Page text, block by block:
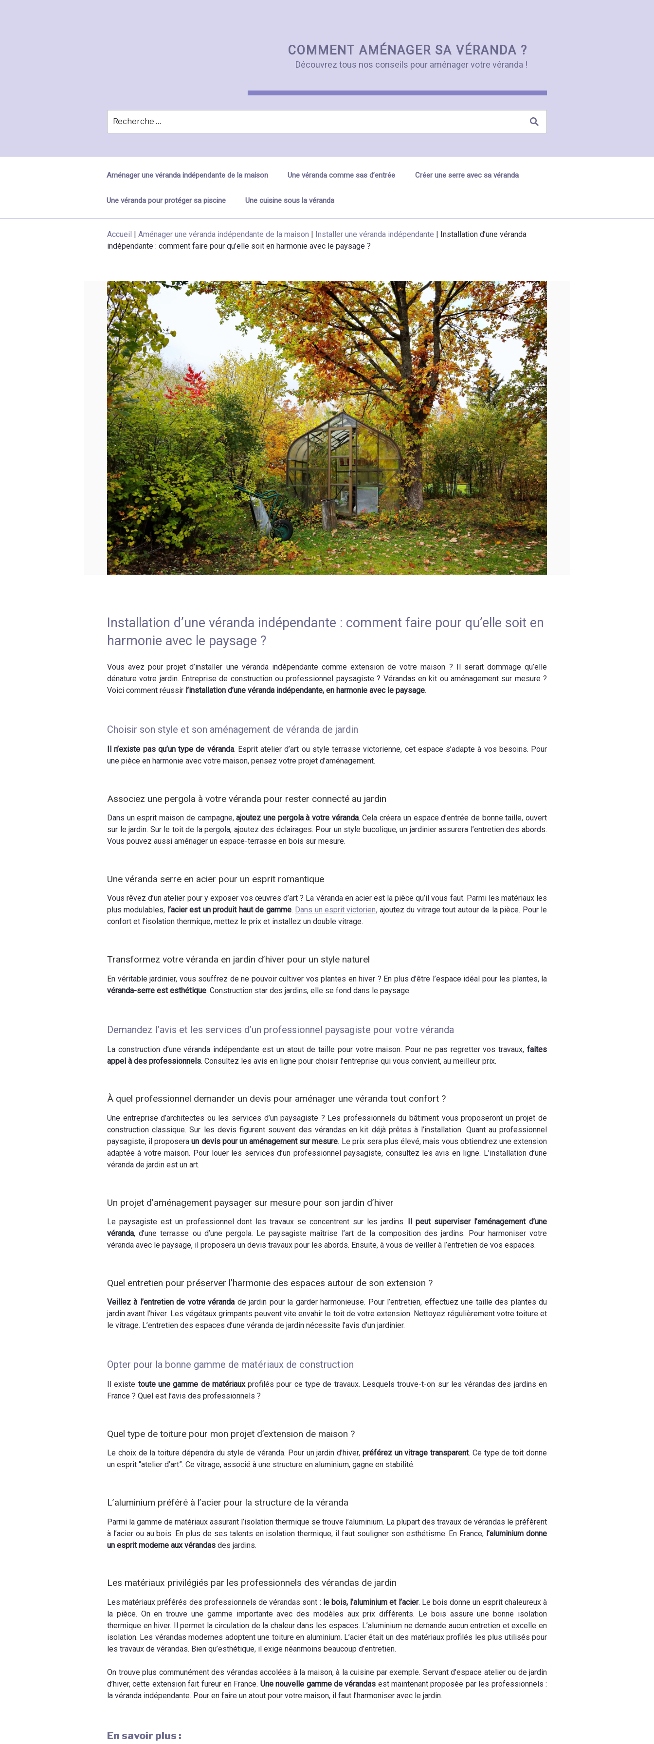
COMMENT AMÉNAGER SA VÉRANDA ?
Découvrez tous nos conseils pour aménager votre véranda !
Aménager une véranda indépendante de la maison Une véranda comme sas d’entrée Créer une serre avec sa véranda
Une véranda pour protéger sa piscine Une cuisine sous la véranda
Accueil Aménager une véranda indépendante de la maison Installer une véranda indépendante
Installation d’une véranda
indépendante : comment faire pour qu’elle soit en harmonie avec le paysage ?
Installation d’une véranda indépendante : comment faire pour qu’elle soit en
harmonie avec le paysage ?
Vous avez pour projet d’installer une véranda indépendante comme extension de votre maison ? Il serait dommage qu’elle
dénature votre jardin. Entreprise de construction ou professionnel paysagiste ? Vérandas en kit ou aménagement sur mesure ?
Voici comment réussir l’installation d’une véranda indépendante, en harmonie avec le paysage.
Choisir son style et son aménagement de véranda de jardin
Il n’existe pas qu’un type de véranda. Esprit atelier d’art ou style terrasse victorienne, cet espace s’adapte à vos besoins. Pour
une pièce en harmonie avec votre maison, pensez votre projet d’aménagement.
Associez une pergola à votre véranda pour rester connecté au jardin
Dans un esprit maison de campagne,ajoutez une pergola à votre véranda. Cela créera un espace d’entrée de bonne taille, ouvert
sur le jardin. Sur le toit de la pergola, ajoutez des éclairages. Pour un style bucolique, un jardinier assurera l’entretien des abords.
Vous pouvez aussi aménager un espace-terrasse en bois sur mesure.
Une véranda serre en acier pour un esprit romantique
Vous rêvez d’un atelier pour y exposer vos œuvres d’art ? La véranda en acier est la pièce qu’il vous faut. Parmi les matériaux les
plus modulables, l’acier est un produit haut de gamme. Dans un esprit victorien, ajoutez du vitrage tout autour de la pièce. Pour le
confort et l’isolation thermique, mettez le prix et installez un double vitrage.
Transformez votre véranda en jardin d’hiver pour un style naturel
En véritable jardinier, vous souffrez de ne pouvoir cultiver vos plantes en hiver ? En plus d’être l’espace idéal pour les plantes, la
véranda-serre est esthétique. Construction star des jardins, elle se fond dans le paysage.
Demandez l’avis et les services d’un professionnel paysagiste pour votre véranda
La construction d’une véranda indépendante est un atout de taille pour votre maison. Pour ne pas regretter vos travaux, faites
appel à des professionnels. Consultez les avis en ligne pour choisir l’entreprise qui vous convient, au meilleur prix.
À quel professionnel demander un devis pour aménager une véranda tout confort ?
Une entreprise d’architectes ou les services d’un paysagiste ? Les professionnels du bâtiment vous proposeront un projet de
construction classique. Sur les devis figurent souvent des vérandas en kit déjà prêtes à l’installation. Quant au professionnel
paysagiste, il proposeraun devis pour un aménagement sur mesure. Le prix sera plus élevé, mais vous obtiendrez une extension
adaptée à votre maison. Pour louer les services d’un professionnel paysagiste, consultez les avis en ligne. L’installation d’une
véranda de jardin est un art.
Un projet d’aménagement paysager sur mesure pour son jardin d’hiver
Le paysagiste est un professionnel dont les travaux se concentrent sur les jardins. Il peut superviser l’aménagement d’une
véranda, d’une terrasse ou d’une pergola. Le paysagiste maîtrise l’art de la composition des jardins. Pour harmoniser votre
véranda avec le paysage, il proposera un devis travaux pour les abords. Ensuite, à vous de veiller à l’entretien de vos espaces.
Quel entretien pour préserver l’harmonie des espaces autour de son extension ?
Veillez à l’entretien de votre véranda de jardin pour la garder harmonieuse. Pour l’entretien, effectuez une taille des plantes du
jardin avant l’hiver. Les végétaux grimpants peuvent vite envahir le toit de votre extension. Nettoyez régulièrement votre toiture et
le vitrage. L’entretien des espaces d’une véranda de jardin nécessite l’avis d’un jardinier.
Opter pour la bonne gamme de matériaux de construction
Il existe toute une gamme de matériauxprofilés pour ce type de travaux. Lesquels trouve-t-on sur les vérandas des jardins en
France ? Quel est l’avis des professionnels ?
Quel type de toiture pour mon projet d’extension de maison ?
Le choix de la toiture dépendra du style de véranda. Pour un jardin d’hiver, préférez un vitrage transparent. Ce type de toit donne
un esprit “atelier d’art”. Ce vitrage, associé à une structure en aluminium, gagne en stabilité.
L’aluminium préféré à l’acier pour la structure de la véranda
Parmi la gamme de matériaux assurant l’isolation thermique se trouve l’aluminium. La plupart des travaux de vérandas le préfèrent
à l’acier ou au bois. En plus de ses talents en isolation thermique, il faut souligner son esthétisme. En France, l’aluminium donne
un esprit moderne aux vérandas des jardins.
Les matériaux privilégiés par les professionnels des vérandas de jardin
Les matériaux préférés des professionnels de vérandas sont : le bois, l’aluminium et l’acier. Le bois donne un esprit chaleureux à
la pièce. On en trouve une gamme importante avec des modèles aux prix différents. Le bois assure une bonne isolation
thermique en hiver. Il permet la circulation de la chaleur dans les espaces. L’aluminium ne demande aucun entretien et excelle en
isolation. Les vérandas modernes adoptent une toiture en aluminium. L’acier était un des matériaux profilés les plus utilisés pour
les travaux de vérandas. Bien qu’esthétique, il exige néanmoins beaucoup d’entretien.
On trouve plus communément des vérandas accolées à la maison, à la cuisine par exemple. Servant d’espace atelier ou de jardin
d’hiver, cette extension fait fureur en France. Une nouvelle gamme de vérandas est maintenant proposée par les professionnels :
la véranda indépendante. Pour en faire un atout pour votre maison, il faut l’harmoniser avec le jardin.
En savoir plus :